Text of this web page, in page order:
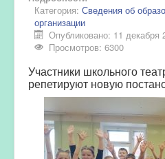
Категория: Сведения об
организации
Опубликовано: 11 декабря
Просмотров: 6300
Участники школьного
репетируют новую